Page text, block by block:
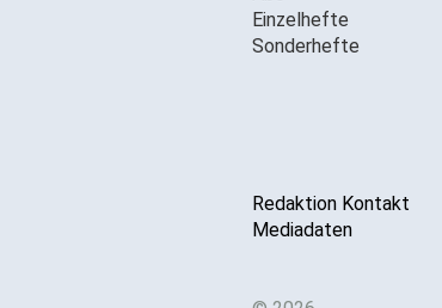
Einzelhefte
Sonderhefte
Redaktion Kontakt
Mediadaten